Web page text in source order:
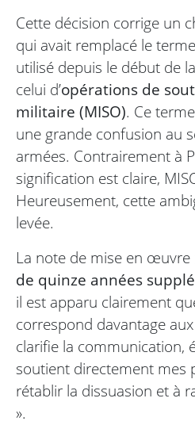
Cette décision corrige un
qui avait remplacé le
utilisé depuis le début de
celui d’opérations de
militaire (MISO). Ce
une grande confusion au
armées. Contrairement à
signification est claire,
Heureusement, cette
levée.
La note de mise en œuvre
de quinze années
il est apparu clairement
correspond davantage
clarifie la communication,
soutient directement mes
rétablir la dissuasion et à
».